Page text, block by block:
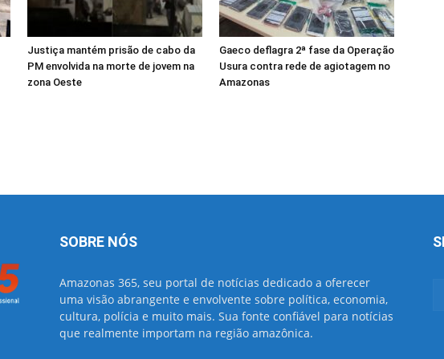
Justiça mantém prisão de cabo da
PM envolvida na morte de jovem na
zona Oeste
Gaeco deflagra 2ª fase da Operação
Usura contra rede de agiotagem no
Amazonas
SOBRE NÓS
Amazonas 365, seu portal de notícias dedicado a oferecer
uma visão abrangente e envolvente sobre política, economia,
cultura, polícia e muito mais. Sua fonte confiável para notícias
que realmente importam na região amazônica.